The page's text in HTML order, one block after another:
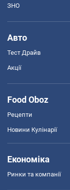
ЗНО
Авто
Тест Драйв
Акції
Food Oboz
Рецепти
Новини Кулінарії
Економіка
Ринки та компанії